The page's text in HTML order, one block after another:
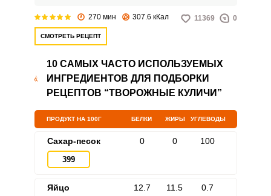
270 мин 307.6 кКал 11369 0
СМОТРЕТЬ РЕЦЕПТ
10 САМЫХ ЧАСТО ИСПОЛЬЗУЕМЫХ
ИНГРЕДИЕНТОВ ДЛЯ ПОДБОРКИ
РЕЦЕПТОВ “ТВОРОЖНЫЕ КУЛИЧИ”
ПРОДУКТ НА 100Г БЕЛКИ ЖИРЫ УГЛЕВОДЫ
Сахар-песок
399
0 0 100
Яйцо 12.7 11.5 0.7